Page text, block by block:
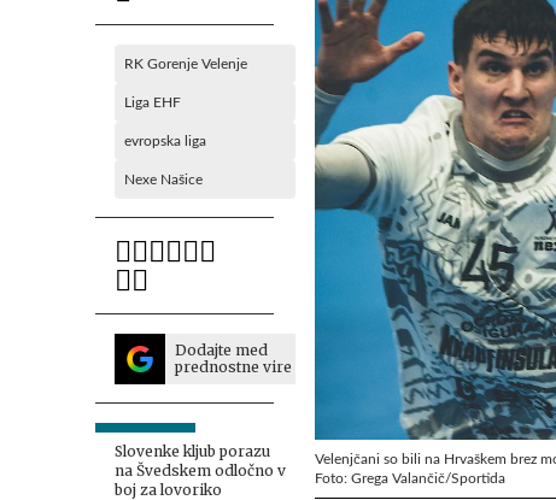
RK Gorenje Velenje
Liga EHF
evropska liga
Nexe Našice
Dodajte med
prednostne vire
Slovenke kljub porazu
na Švedskem odločno v
boj za lovoriko
Velenjčani so bili na Hrvaškem brez
Foto: Grega Valančič/Sportida